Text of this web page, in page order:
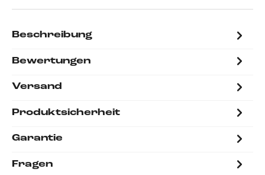
Beschreibung
Bewertungen
Versand
Produktsicherheit
Garantie
Fragen